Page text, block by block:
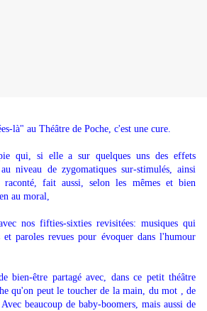
là" au Théâtre de Poche, c'est une cure.
qui, si elle a sur quelques uns des effets
niveau de zygomatiques sur-stimulés, ainsi
fait aussi, selon les mêmes et bien
au moral,
nos fifties-sixties revisitées: musiques qui
et paroles revues pour évoquer dans l'humour
bien-être partagé avec, dans ce petit théâtre
qu'on peut le toucher de la main, du mot , de
beaucoup de baby-boomers, mais aussi de